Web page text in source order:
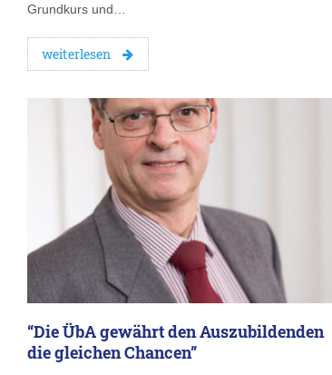
Grundkurs und…
weiterlesen
“Die ÜbA gewährt den Auszubildenden
die gleichen Chancen”